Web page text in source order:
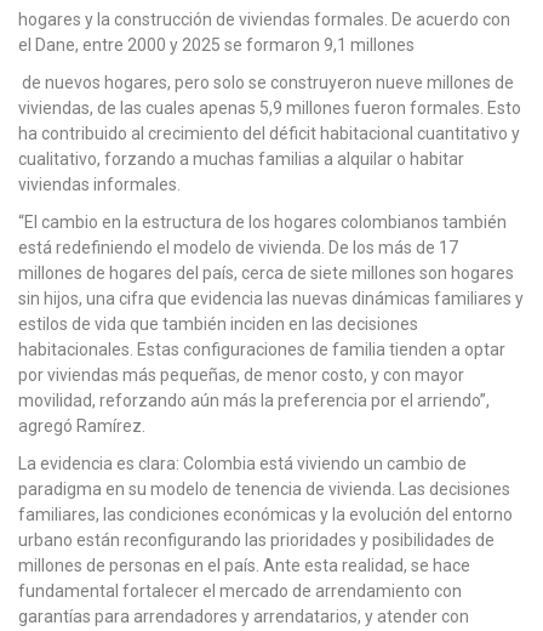
hogares y la construcción de viviendas formales. De acuerdo con
el Dane, entre 2000 y 2025 se formaron 9,1 millones
de nuevos hogares, pero solo se construyeron nueve millones de
viviendas, de las cuales apenas 5,9 millones fueron formales. Esto
ha contribuido al crecimiento del déficit habitacional cuantitativo y
cualitativo, forzando a muchas familias a alquilar o habitar
viviendas informales.
“El cambio en la estructura de los hogares colombianos también
está redefiniendo el modelo de vivienda. De los más de 17
millones de hogares del país, cerca de siete millones son hogares
sin hijos, una cifra que evidencia las nuevas dinámicas familiares y
estilos de vida que también inciden en las decisiones
habitacionales. Estas configuraciones de familia tienden a optar
por viviendas más pequeñas, de menor costo, y con mayor
movilidad, reforzando aún más la preferencia por el arriendo”,
agregó Ramírez.
La evidencia es clara: Colombia está viviendo un cambio de
paradigma en su modelo de tenencia de vivienda. Las decisiones
familiares, las condiciones económicas y la evolución del entorno
urbano están reconfigurando las prioridades y posibilidades de
millones de personas en el país. Ante esta realidad, se hace
fundamental fortalecer el mercado de arrendamiento con
garantías para arrendadores y arrendatarios, y atender con